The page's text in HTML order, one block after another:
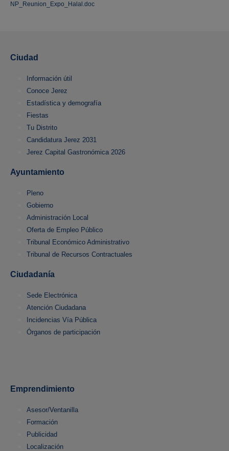
NP_Reunion_Expo_Halal.doc
Ciudad
Información útil
Conoce Jerez
Estadística y demografía
Fiestas
Tu Distrito
Candidatura Jerez 2031
Jerez Capital Gastronómica 2026
Ayuntamiento
Pleno
Gobierno
Administración Local
Oferta de Empleo Público
Tribunal Económico Administrativo
Tribunal de Recursos Contractuales
Ciudadanía
Sede Electrónica
Atención Ciudadana
Incidencias Vía Pública
Órganos de participación
Emprendimiento
Asesor/Ventanilla
Formación
Publicidad
Localización